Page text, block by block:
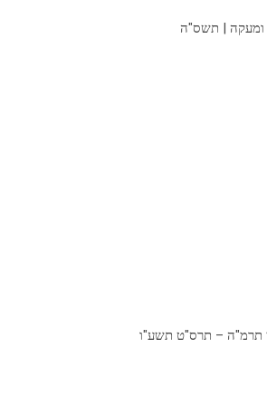
ומעקה | תשס"ה
תרמ"ה – תרס"ט תשע"ו